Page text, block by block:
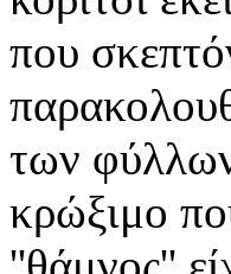
που
των
κρώξιμο